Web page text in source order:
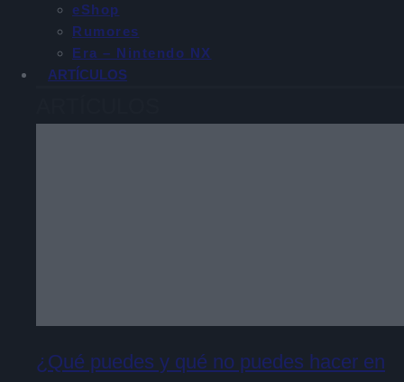
eShop
Rumores
Era – Nintendo NX
ARTÍCULOS
¿Qué puedes y qué no puedes hacer en